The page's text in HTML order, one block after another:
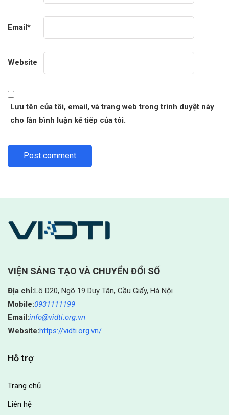
Email*
Website
Lưu tên của tôi, email, và trang web trong trình duyệt này
cho lần bình luận kế tiếp của tôi.
VIỆN SÁNG TẠO VÀ CHUYỂN ĐỔI SỐ
Địa chỉ:Lô D20, Ngõ 19 Duy Tân, Cầu Giấy, Hà Nội
Mobile:0931111199
Email:info@vidti.org.vn
Website:https://vidti.org.vn/
Hỗ trợ
Trang chủ
Liên hệ